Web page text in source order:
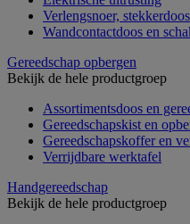
Verlengsnoer,
Wandcontactdoos en
Gereedschap opbergen
Bekijk de hele productgroep
Assortimentsdoos en
Gereedschapskist en
Gereedschapskoffer en
Verrijdbare werktafel
Handgereedschap
Bekijk de hele productgroep